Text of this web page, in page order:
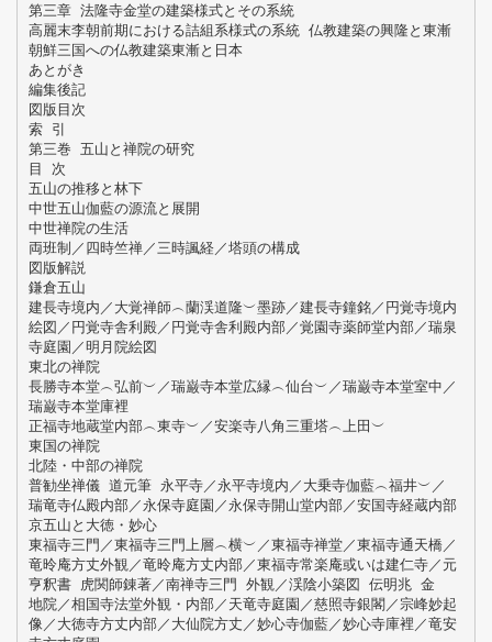
第三章 法隆寺金堂の建築様式とその系統
高麗末李朝前期における詰組系様式の系統 仏教建築の興隆と東漸
朝鮮三国への仏教建築東漸と日本
あとがき
編集後記
図版目次
索 引
第三巻 五山と禅院の研究
目 次
五山の推移と林下
中世五山伽藍の源流と展開
中世禅院の生活
両班制／四時竺禅／三時諷経／塔頭の構成
図版解説
鎌倉五山
建長寺境内／大覚禅師︵蘭渓道隆︶墨跡／建長寺鐘銘／円覚寺境内
絵図／円覚寺舎利殿／円覚寺舎利殿内部／覚園寺薬師堂内部／瑞泉
寺庭園／明月院絵図
東北の禅院
長勝寺本堂︵弘前︶／瑞巌寺本堂広縁︵仙台︶／瑞巌寺本堂室中／
瑞巌寺本堂庫裡
正福寺地蔵堂内部︵東寺︶／安楽寺八角三重塔︵上田︶
東国の禅院
北陸・中部の禅院
普勧坐禅儀 道元筆 永平寺／永平寺境内／大乗寺伽藍︵福井︶／
瑞竜寺仏殿内部／永保寺庭園／永保寺開山堂内部／安国寺経蔵内部
京五山と大徳・妙心
東福寺三門／東福寺三門上層︵横︶／東福寺禅堂／東福寺通天橋／
竜昤庵方丈外観／竜昤庵方丈内部／東福寺常楽庵或いは建仁寺／元
亨釈書 虎関師錬著／南禅寺三門 外観／渓陰小築図 伝明兆 金
地院／相国寺法堂外観・内部／天竜寺庭園／慈照寺銀閣／宗峰妙起
像／大徳寺方丈内部／大仙院方丈／妙心寺伽藍／妙心寺庫裡／竜安